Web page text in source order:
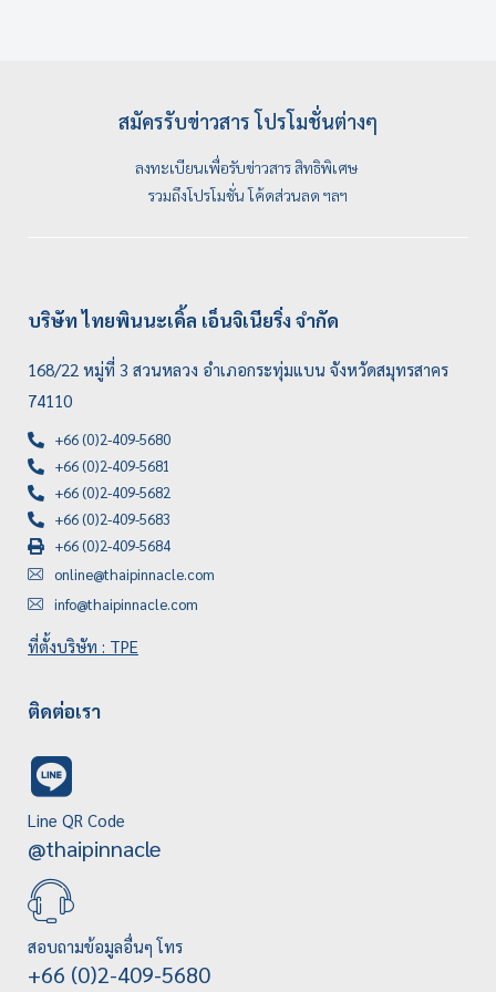
สมัครรับข่าวสาร โปรโมชั่นต่างๆ
ลงทะเบียนเพื่อรับข่าวสาร สิทธิพิเศษ
รวมถึงโปรโมชั่น โค้ดส่วนลด ฯลฯ
บริษัท ไทยพินนะเคิ้ล เอ็นจิเนียริ่ง จำกัด
168/22 หมู่ที่ 3 สวนหลวง อำเภอกระทุ่มแบน จังหวัดสมุทรสาคร
74110
+66 (0)2-409-5680
+66 (0)2-409-5681
+66 (0)2-409-5682
+66 (0)2-409-5683
+66 (0)2-409-5684
online@thaipinnacle.com
info@thaipinnacle.com
ที่ตั้งบริษัท : TPE
ติดต่อเรา
Line QR Code
@thaipinnacle
สอบถามข้อมูลอื่นๆ โทร
+66 (0)2-409-5680